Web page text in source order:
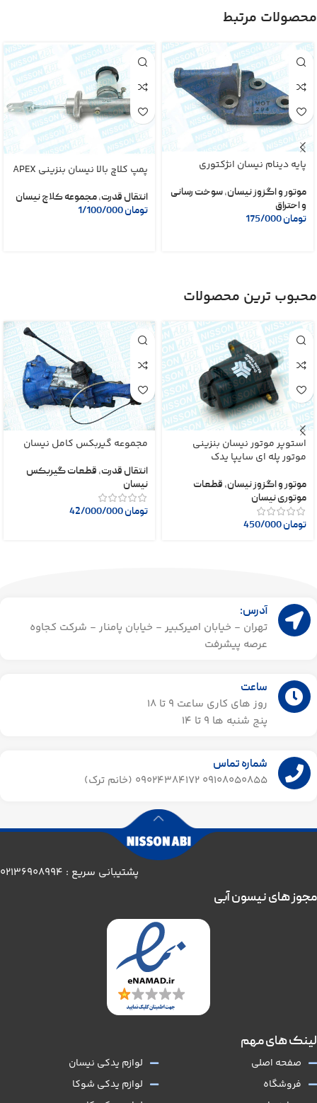
محصولات مرتبط
پایه دینام نیسان انژکتوری
موتور و اگزوز نیسان,سوخت رسانی
و احتراق
تومان
پمپ کلاچ بالا نیسان بنزینی APEX
انتقال قدرت,مجموعه کلاچ نیسان
تومان
محبوب ترین محصولات
استوپر موتور نیسان بنزینی
موتور پله ای سایپا یدک
موتور و اگزوز نیسان, قطعات
موتوری نیسان
تومان
مجموعه گیربکس کامل نیسان
انتقال قدرت, قطعات گیربکس
نیسان
تومان
آدرس:
تهران - خیابان امیرکبیر - خیابان پامنار - شرکت کجاوه
عرصه پیشرفت
ساعت
روز های کاری ساعت ۹ تا 18
پنج شنبه ها 9 تا 14​
شماره تماس
09108050855 09024384172 (خانم ترک)
پشتیبانی سریع : 02136908994
لینک های مهم
صفحه اصلی
فروشگاه
لوازم یدکی نیسان
لوازم یدکی شوکا
مجوز های نیسون آبی